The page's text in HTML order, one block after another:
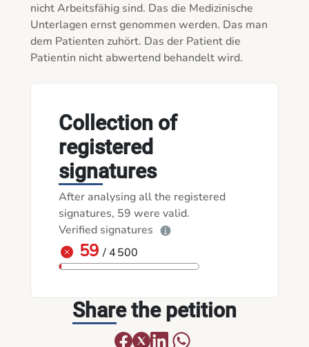
nicht Arbeitsfähig sind. Das die Medizinische
Unterlagen ernst genommen werden. Das man
dem Patienten zuhört. Das der Patient die
Patientin nicht abwertend behandelt wird.
Collection of
registered
signatures
After analysing all the registered
signatures, 59 were valid.
Verified signatures
59 / 4 500
Share the petition